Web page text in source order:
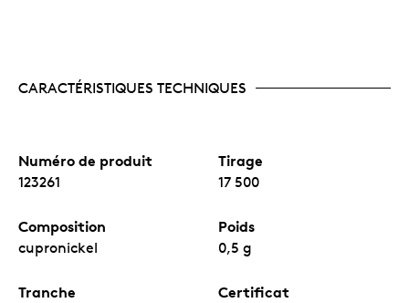
CARACTÉRISTIQUES TECHNIQUES
Numéro de produit
123261
Tirage
17 500
Composition
cupronickel
Poids
0,5 g
Tranche Certificat